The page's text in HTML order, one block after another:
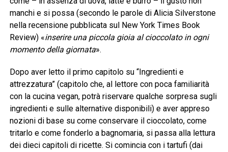
manchi e si possa (secondo le parole di Alicia Silverstone
nella recensione pubblicata sul New York Times Book
Review) «inserire una piccola gioia al cioccolato in ogni
momento della giornata».
Dopo aver letto il primo capitolo su “Ingredienti e
attrezzatura” (capitolo che, al lettore con poca familiarità
con la cucina vegan, potrà riservare qualche sorpresa sugli
ingredienti e sulle alternative disponibili) e aver appreso
nozioni di base su come conservare il cioccolato, come
tritarlo e come fonderlo a bagnomaria, si passa alla lettura
dei dieci capitoli di ricette. Si comincia con i tartufi (dai